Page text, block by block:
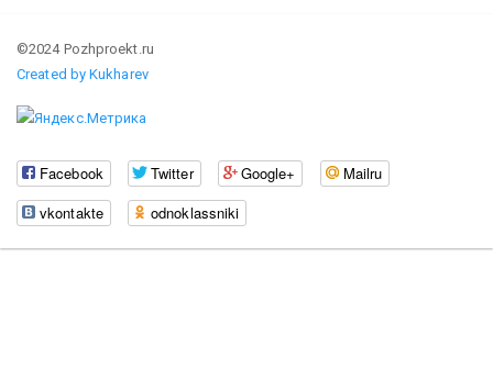
©2024 Pozhproekt.ru
Created by Kukharev
Facebook Twitter Google+
Mailru
vkontakte
odnoklassniki